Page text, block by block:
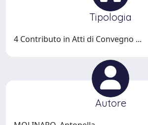
Tipologia
4 Contributo in Atti di Convegno ...
Autore